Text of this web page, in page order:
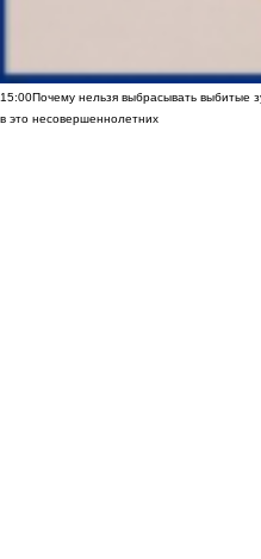
15:00Почему нельзя выбрасывать выбитые
в это несовершеннолетних